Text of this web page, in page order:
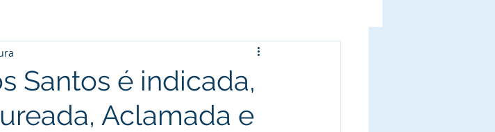
Santos é indicada,
Aclamada e